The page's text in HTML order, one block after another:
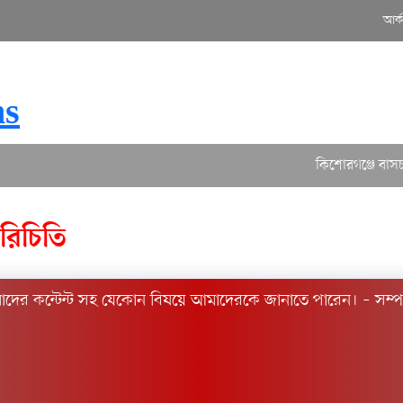
কিশোরগঞ্জে বাসচাপায় ২ স্কুলছাত্র
কন্টেন্ট সহ যেকোন বিষয়ে আমাদেরকে জানাতে পারেন। –